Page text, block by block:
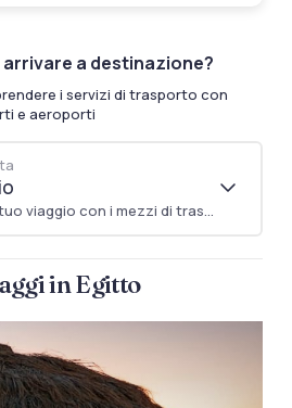
a destinazione?
i servizi di trasporto con
e aeroporti
Organizzerai il tuo viaggio con i mezzi di trasporto che preferisci
in Egitto